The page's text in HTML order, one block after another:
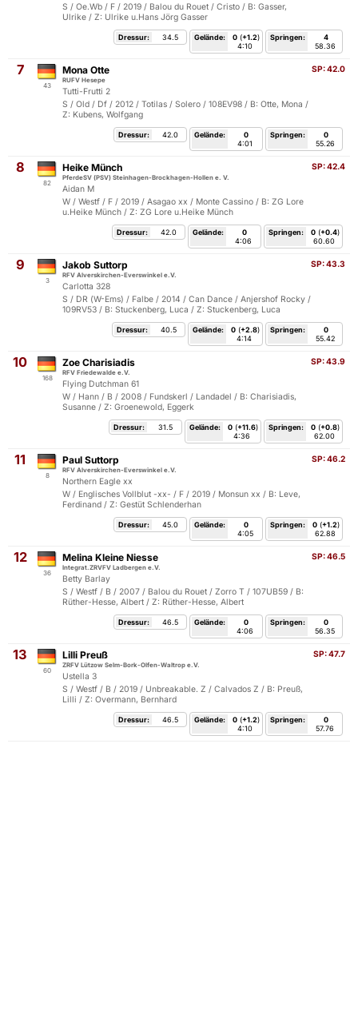
S / Oe.Wb / F / 2019 / Balou du Rouet / Cristo / B: Gasser,
Ulrike / Z: Ulrike u.Hans Jörg Gasser
Springen:
4
58.36
Gelände: 0 (+1.2)
4:10
Dressur: 34.5
7
43
SP:42.0
Mona Otte
RUFV Hesepe
Tutti-Frutti 2
S / Old / Df / 2012 / Totilas / Solero / 108EV98 / B: Otte, Mona /
Z: Kubens, Wolfgang
Springen:
0
55.26
Gelände:
0
4:01
Dressur: 42.0
8
82
SP:42.4
Heike Münch
PferdeSV (PSV) Steinhagen-Brockhagen-Hollen e. V.
Aidan M
W / Westf / F / 2019 / Asagao xx / Monte Cassino / B: ZG Lore
u.Heike Münch / Z: ZG Lore u.Heike Münch
Springen: 0 (+0.4)
60.60
Gelände:
0
4:06
Dressur: 42.0
9
3
SP:43.3
Jakob Suttorp
RFV Alverskirchen-Everswinkel e.V.
Carlotta 328
S / DR (W-Ems) / Falbe / 2014 / Can Dance / Anjershof Rocky /
109RV53 / B: Stuckenberg, Luca / Z: Stuckenberg, Luca
Springen:
0
55.42
Gelände: 0 (+2.8)
4:14
Dressur: 40.5
10
168
SP:43.9
Zoe Charisiadis
RFV Friedewalde e.V.
Flying Dutchman 61
W / Hann / B / 2008 / Fundskerl / Landadel / B: Charisiadis,
Susanne / Z: Groenewold, Eggerk
Springen: 0 (+0.8)
62.00
Gelände: 0 (+11.6)
4:36
Dressur: 31.5
11
8
SP:46.2
Paul Suttorp
RFV Alverskirchen-Everswinkel e.V.
Northern Eagle xx
W / Englisches Vollblut -xx- / F / 2019 / Monsun xx / B: Leve,
Ferdinand / Z: Gestüt Schlenderhan
Springen: 0 (+1.2)
62.88
Gelände:
0
4:05
Dressur: 45.0
12
36
SP:46.5
Melina Kleine Niesse
Integrat.ZRVFV Ladbergen e.V.
Betty Barlay
S / Westf / B / 2007 / Balou du Rouet / Zorro T / 107UB59 / B:
Rüther-Hesse, Albert / Z: Rüther-Hesse, Albert
Springen:
0
56.35
Gelände:
0
4:06
Dressur: 46.5
13
60
SP:47.7
Lilli Preuß
ZRFV Lützow Selm-Bork-Olfen-Waltrop e.V.
Ustella 3
S / Westf / B / 2019 / Unbreakable. Z / Calvados Z / B: Preuß,
Lilli / Z: Overmann, Bernhard
Springen:
0
57.76
Gelände: 0 (+1.2)
4:10
Dressur: 46.5